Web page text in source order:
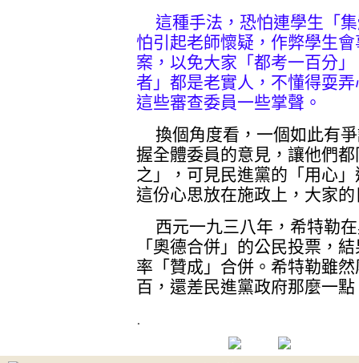
這種手法，恐怕連學生「
怕引起老師懷疑，作弊學生
案，以免大家「都考一百分
者」都是老實人，不懂得耍
這些審查委員一些掌聲。
換個角度看，一個如此有
握全體委員的意見，讓他們
之」，可見民進黨的「用心
這份心思放在施政上，大家
西元一九三八年，希特勒
「奧德合併」的公民投票，
率「贊成」合併。希特勒雖
百，還差民進黨政府那麼一點
.